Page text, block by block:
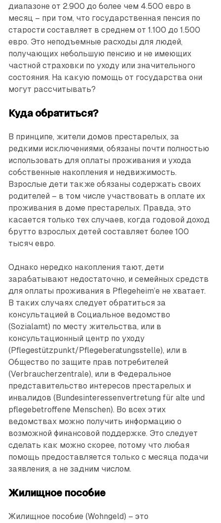
диапазоне от 2.900 до более чем 4.500 евро в
месяц – при том, что государственная пенсия по
старости ­составляет в среднем от 1.100 до 1.500
евро. Это неподъемные расходы для людей,
получающих небольшую пенсию и не имеющих
частной страховки по уходу или значительного
состояния. На какую помощь от государства они
могут рассчитывать?
Куда обратиться?
В принципе, жители домов престарелых, за
редкими исключениями, обязаны почти полностью
использовать для оплаты проживания и ухода
собственные накопления и недвижимость.
Взрослые дети также обязаны содержать своих
родителей – в том числе участвовать в оплате их
проживания в доме престарелых. Правда, это
касается только тех случаев, когда годовой доход
брутто взрослых детей составляет более 100
тысяч евро.
Однако нередко накопления тают, дети
зарабатывают недостаточно, и семейных средств
для оплаты проживания в Pflegeheim’е не хватает.
В таких случаях следует обратиться за
консультацией в Социальное ведомство
(Sozialamt) по месту жительства, или в
консультационный центр по уходу
(Pflegestützpunkt/Pflegeberatungsstelle), или в
Общество по защите прав потребителей
(Verbraucherzentrale), или в Федеральное
представительство интересов престарелых и
инвалидов (Bundesinteressenvertretung für alte und
pflegebetroffene Menschen). Во всех этих
ведомствах можно получить информацию о
возможной финансовой поддержке. Это следует
сделать как можно скорее, потому что любая
помощь предоставляется только с месяца подачи
заявления, а не задним числом.
Жилищное пособие
Жилищное пособие (Wohngeld) – это